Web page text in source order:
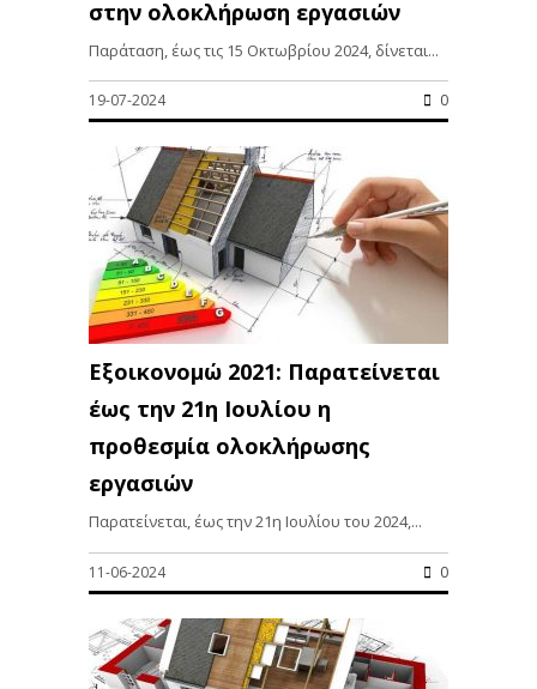
στην ολοκλήρωση εργασιών
Παράταση, έως τις 15 Οκτωβρίου 2024, δίνεται...
19-07-2024 0
Εξοικονομώ 2021: Παρατείνεται
έως την 21η Ιουλίου η
προθεσμία ολοκλήρωσης
εργασιών
Παρατείνεται, έως την 21η Ιουλίου του 2024,...
11-06-2024 0